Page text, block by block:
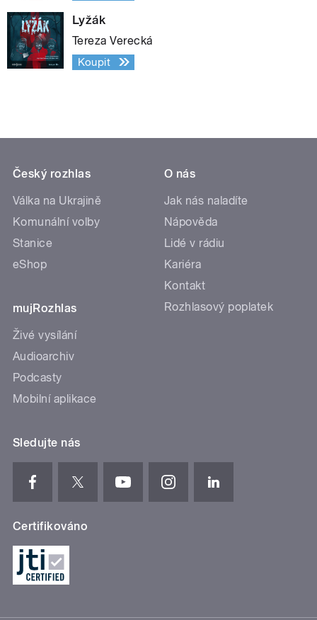
Lyžák
Tereza Verecká
Koupit
Český rozhlas
Válka na Ukrajině
Komunální volby
Stanice
eShop
mujRozhlas
Živé vysílání
Audioarchiv
Podcasty
Mobilní aplikace
O nás
Jak nás naladíte
Nápověda
Lidé v rádiu
Kariéra
Kontakt
Rozhlasový poplatek
Sledujte nás
Certifikováno